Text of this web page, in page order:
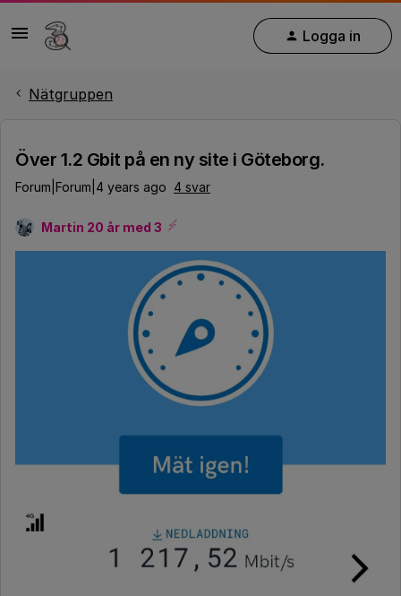
Logga in
Nätgruppen
Över 1.2 Gbit på en ny site i Göteborg.
Forum|Forum|4 years ago 4 svar
Martin 20 år med 3